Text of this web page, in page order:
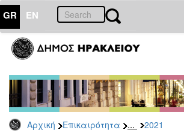
GR EN
Αρχική Επικαιρότητα ... 2021
ΕΠΙΚΑΙΡΟΤΗΤΑ
-
Δημοπρασίες
Αρχείο
2026